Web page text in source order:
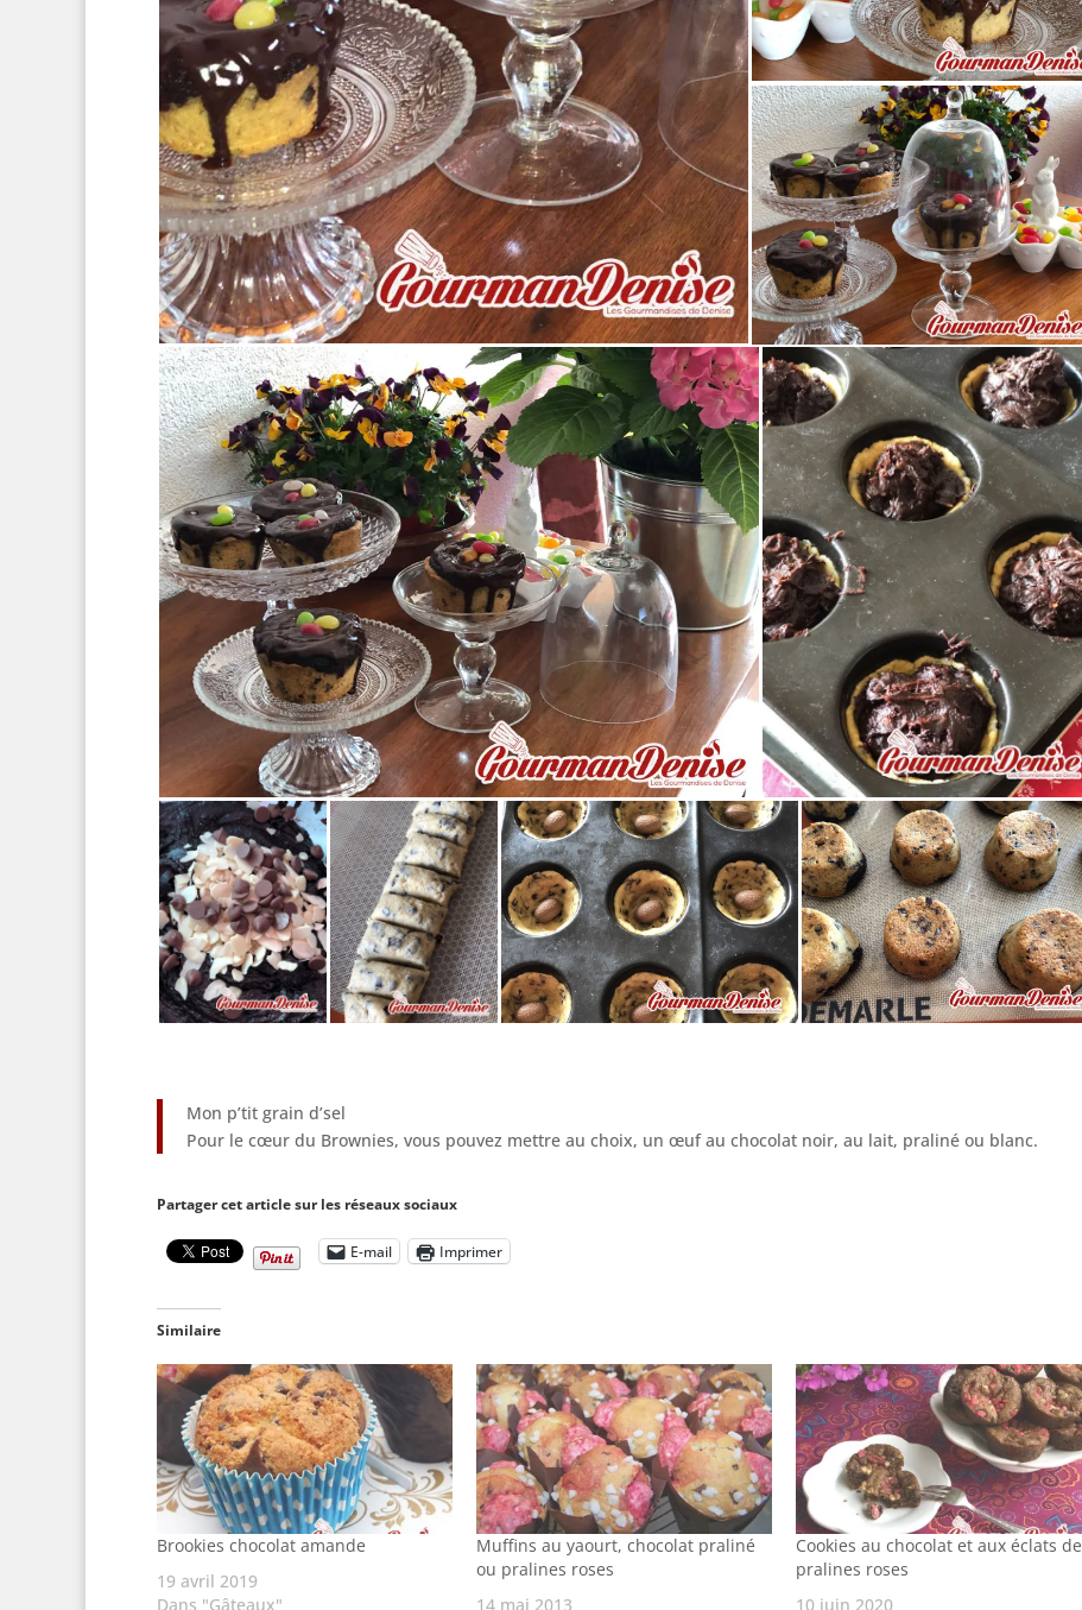
Mon p’tit grain d’sel
Pour le cœur du Brownies, vous pouvez mettre au choix, un œuf au chocolat noir, au lait, praliné ou blanc.
Partager cet article sur les réseaux sociaux
E-mail Imprimer
Similaire
Brookies chocolat amande
19 avril 2019
Dans "Gâteaux"
Muffins au yaourt, chocolat praliné
ou pralines roses
14 mai 2013
Cookies au chocolat et aux éclats de
pralines roses
10 juin 2020